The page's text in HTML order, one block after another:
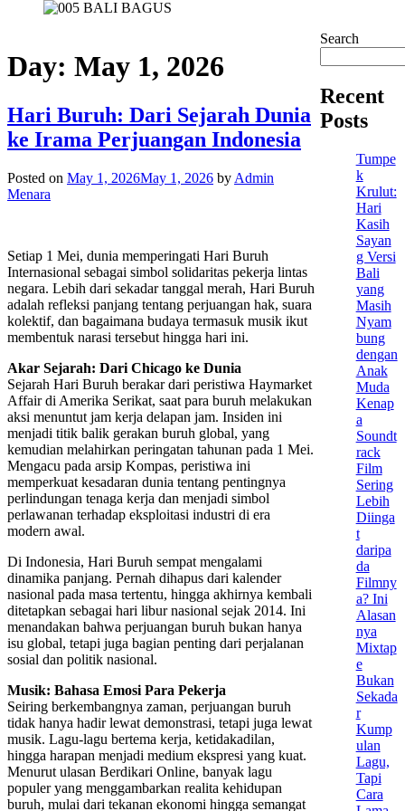
Day: May 1, 2026
Hari Buruh: Dari Sejarah Dunia
ke Irama Perjuangan Indonesia
Posted on May 1, 2026May 1, 2026 by Admin
Menara
Setiap 1 Mei, dunia memperingati Hari Buruh
Internasional sebagai simbol solidaritas pekerja lintas
negara. Lebih dari sekadar tanggal merah, Hari Buruh
adalah refleksi panjang tentang perjuangan hak, suara
kolektif, dan bagaimana budaya termasuk musik ikut
membentuk narasi tersebut hingga hari ini.
Akar Sejarah: Dari Chicago ke Dunia
Sejarah Hari Buruh berakar dari peristiwa Haymarket
Affair di Amerika Serikat, saat para buruh melakukan
aksi menuntut jam kerja delapan jam. Insiden ini
menjadi titik balik gerakan buruh global, yang
kemudian melahirkan peringatan tahunan pada 1 Mei.
Mengacu pada arsip Kompas, peristiwa ini
memperkuat kesadaran dunia tentang pentingnya
perlindungan tenaga kerja dan menjadi simbol
perlawanan terhadap eksploitasi industri di era
modern awal.
Di Indonesia, Hari Buruh sempat mengalami
dinamika panjang. Pernah dihapus dari kalender
nasional pada masa tertentu, hingga akhirnya kembali
ditetapkan sebagai hari libur nasional sejak 2014. Ini
menandakan bahwa perjuangan buruh bukan hanya
isu global, tetapi juga bagian penting dari perjalanan
sosial dan politik nasional.
Musik: Bahasa Emosi Para Pekerja
Seiring berkembangnya zaman, perjuangan buruh
tidak hanya hadir lewat demonstrasi, tetapi juga lewat
musik. Lagu-lagu bertema kerja, ketidakadilan,
hingga harapan menjadi medium ekspresi yang kuat.
Menurut ulasan Berdikari Online, banyak lagu
populer yang menggambarkan realita kehidupan
buruh, mulai dari tekanan ekonomi hingga semangat
Search
Recent
Posts
Tumpe
k
Krulut:
Hari
Kasih
Sayan
g Versi
Bali
yang
Masih
Nyam
bung
dengan
Anak
Muda
Kenap
a
Soundt
rack
Film
Sering
Lebih
Diinga
t
daripa
da
Filmny
a? Ini
Alasan
nya
Mixtap
e
Bukan
Sekada
r
Kump
ulan
Lagu,
Tapi
Cara